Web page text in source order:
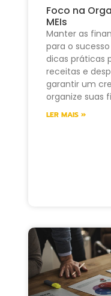
Foco na
MEIs
Manter as
para o
dicas práticas
receitas e
garantir um
organize suas
LER MAIS »